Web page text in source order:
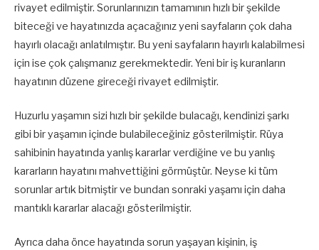
rivayet edilmiştir. Sorunlarınızın tamamının hızlı bir şekilde
biteceği ve hayatınızda açacağınız yeni sayfaların çok daha
hayırlı olacağı anlatılmıştır. Bu yeni sayfaların hayırlı kalabilmesi
için ise çok çalışmanız gerekmektedir. Yeni bir iş kuranların
hayatının düzene gireceği rivayet edilmiştir.
Huzurlu yaşamın sizi hızlı bir şekilde bulacağı, kendinizi şarkı
gibi bir yaşamın içinde bulabileceğiniz gösterilmiştir. Rüya
sahibinin hayatında yanlış kararlar verdiğine ve bu yanlış
kararların hayatını mahvettiğini görmüştür. Neyse ki tüm
sorunlar artık bitmiştir ve bundan sonraki yaşamı için daha
mantıklı kararlar alacağı gösterilmiştir.
Ayrıca daha önce hayatında sorun yaşayan kişinin, iş